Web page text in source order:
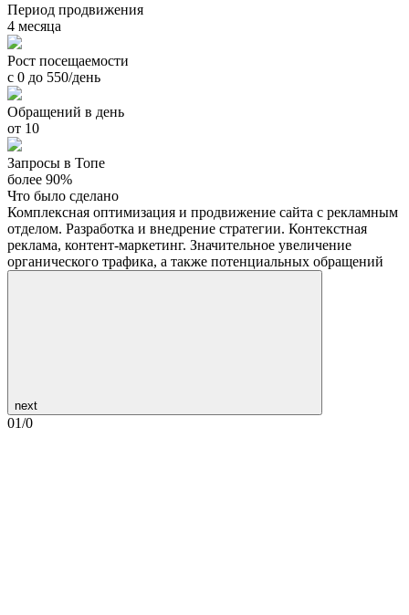
Период продвижения
4 месяца
Рост посещаемости
с 0 до 550/день
Обращений в день
от 10
Запросы в Топе
более 90%
Что было сделано
Комплексная оптимизация и продвижение сайта с рекламным
отделом. Разработка и внедрение стратегии. Контекстная
реклама, контент-маркетинг. Значительное увеличение
органического трафика, а также потенциальных обращений
next
01/0